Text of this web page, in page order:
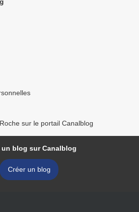
sur le portail Canalblog
un blog sur Canalblog
Créer un blog